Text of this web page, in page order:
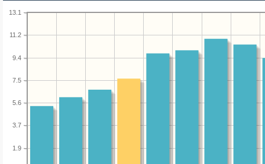
1.9
3.7
5.6
7.5
9.4
11.2
13.1